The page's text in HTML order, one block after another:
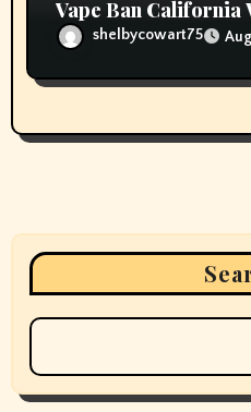
Vape Ban California
shelbycowart75